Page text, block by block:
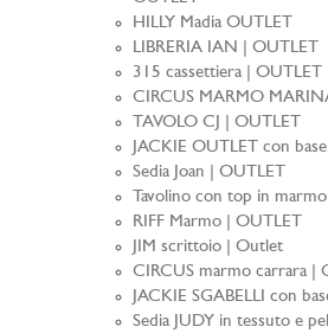
HILLY Madia OUTLET
LIBRERIA IAN | OUTLET
315 cassettiera | OUTLET
CIRCUS MARMO
TAVOLO CJ | OUTLET
JACKIE OUTLET con
Sedia Joan | OUTLET
Tavolino con top in marmo
RIFF Marmo | OUTLET
JIM scrittoio | Outlet
CIRCUS marmo carrara |
JACKIE SGABELLI con
Sedia JUDY in tessuto e